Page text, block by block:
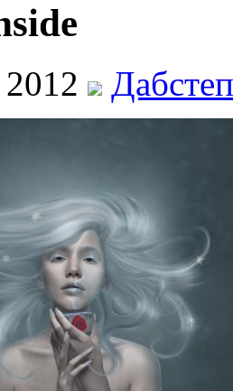
Дабстеп